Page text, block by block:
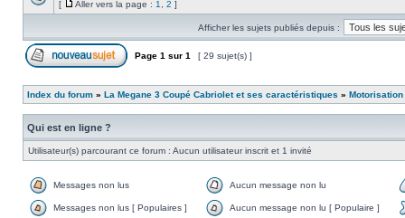
[ Aller vers la page : 1 2 ]
Afficher les sujets publiés depuis :
Page 1 sur 1 [ 29 sujet(s) ]
Index du forum » La Megane 3 Coupé Cabriolet et ses caractéristiques » Motorisation
Qui est en ligne ?
Utilisateur(s) parcourant ce forum : Aucun utilisateur inscrit et 1 invité
Messages non lus Aucun message non lu
Messages non lus [ Populaires ] Aucun message non lu [ Populaire ]